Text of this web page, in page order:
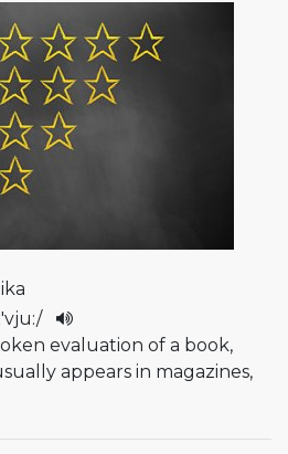
/
evaluation of a book,
appears in magazines,